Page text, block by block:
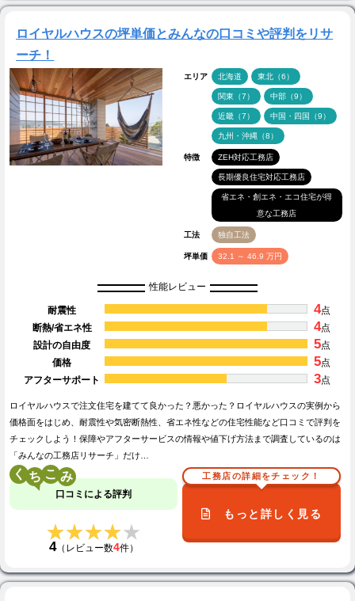
ロイヤルハウスの坪単価とみんなの口コミや評判をリサ
ーチ！
エリア 北海道 東北（6）
関東（7） 中部（9）
近畿（7） 中国・四国（9）
九州・沖縄（8）
特徴 ZEH対応工務店
長期優良住宅対応工務店
省エネ・創エネ・エコ住宅が得
意な工務店
工法 独自工法
坪単価 32.1 ～ 46.9 万円
性能レビュー
耐震性 4点
断熱/省エネ性
4点
設計の自由度
5点
価格
5点
アフターサポート
3点
ロイヤルハウスで注文住宅を建てて良かった？悪かった？ロイヤルハウスの実例から
価格面をはじめ、耐震性や気密断熱性、省エネ性などの住宅性能など口コミで評判を
チェックしよう！保障やアフターサービスの情報や値下げ方法まで調査しているのは
「みんなの工務店リサーチ」だけ…
く こ
口コミによる評判
★★★★★
★★★★★
4（レビュー数4件）
工務店の詳細をチェック！
もっと詳しく見る